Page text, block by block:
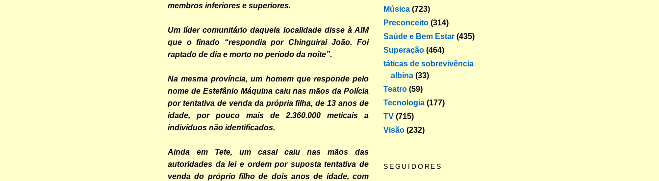
membros inferiores e superiores.
Um líder comunitário daquela localidade disse à AIM
que o finado “respondia por Chinguirai João. Foi
raptado de dia e morto no período da noite”.
Na mesma província, um homem que responde pelo
nome de Estefânio Máquina caiu nas mãos da Polícia
por tentativa de venda da própria filha, de 13 anos de
idade, por pouco mais de 2.360.000 meticais a
indivíduos não identificados.
Ainda em Tete, um casal caiu nas mãos das
autoridades da lei e ordem por suposta tentativa de
venda do próprio filho de dois anos de idade, com
Música (723)
Preconceito (314)
Saúde e Bem Estar (435)
Superação (464)
táticas de sobrevivência
albina (33)
Teatro (59)
Tecnologia (177)
TV (715)
Visão (232)
SEGUIDORES